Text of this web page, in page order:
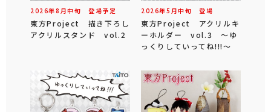
2026年8 月中旬 登場予定
東方Project 描き下ろし
アクリルスタンド vol.2
2026年5 月中旬 登場
東方Project アクリルキ
ーホルダー vol.3 ～ゆ
っくりしていってね!!!～